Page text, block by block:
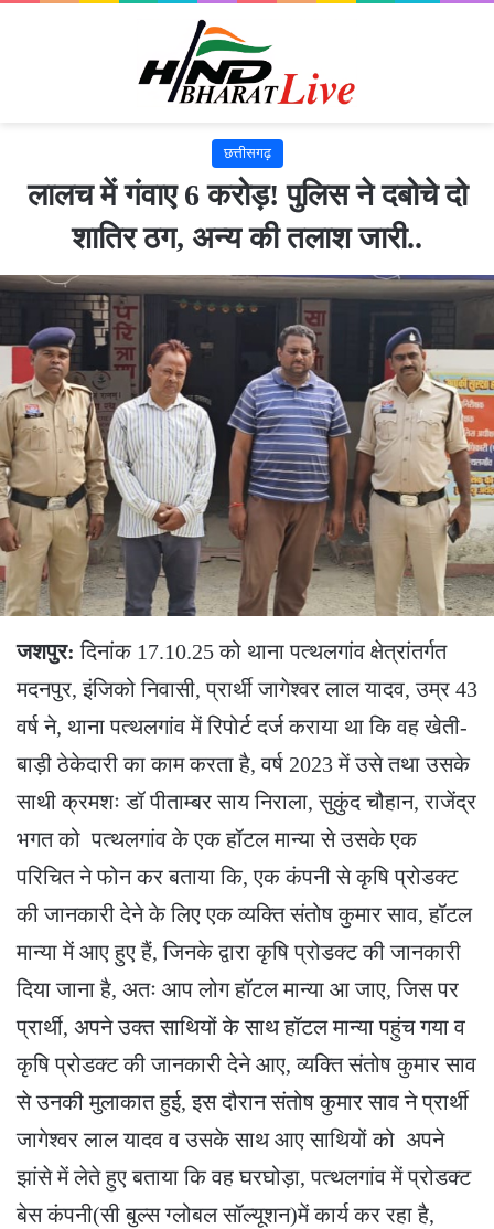
छत्तीसगढ़
लालच में गंवाए 6 करोड़! पुलिस ने दबोचे दो
शातिर ठग, अन्य की तलाश जारी..
जशपुर: दिनांक 17.10.25 को थाना पत्थलगांव क्षेत्रांतर्गत
मदनपुर, इंजिको निवासी, प्रार्थी जागेश्वर लाल यादव, उम्र 43
वर्ष ने, थाना पत्थलगांव में रिपोर्ट दर्ज कराया था कि वह खेती-
बाड़ी ठेकेदारी का काम करता है, वर्ष 2023 में उसे तथा उसके
साथी क्रमशः डॉ पीताम्बर साय निराला, सुकुंद चौहान, राजेंद्र
भगत को पत्थलगांव के एक हॉटल मान्या से उसके एक
परिचित ने फोन कर बताया कि, एक कंपनी से कृषि प्रोडक्ट
की जानकारी देने के लिए एक व्यक्ति संतोष कुमार साव, हॉटल
मान्या में आए हुए हैं, जिनके द्वारा कृषि प्रोडक्ट की जानकारी
दिया जाना है, अतः आप लोग हॉटल मान्या आ जाए, जिस पर
प्रार्थी, अपने उक्त साथियों के साथ हॉटल मान्या पहुंच गया व
कृषि प्रोडक्ट की जानकारी देने आए, व्यक्ति संतोष कुमार साव
से उनकी मुलाकात हुई, इस दौरान संतोष कुमार साव ने प्रार्थी
जागेश्वर लाल यादव व उसके साथ आए साथियों को अपने
झांसे में लेते हुए बताया कि वह घरघोड़ा, पत्थलगांव में प्रोडक्ट
बेस कंपनी(सी बुल्स ग्लोबल सॉल्यूशन)में कार्य कर रहा है,